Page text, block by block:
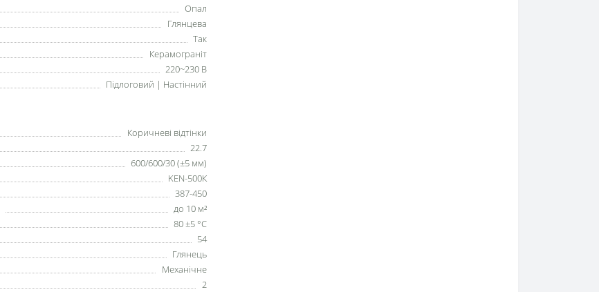
Опал
Глянцева
Так
Керамограніт
220~230 В
Підлоговий | Настінний
Коричневі відтінки
22.7
600/600/30 (±5 мм)
KEN-500К
387-450
до 10 м²
80 ±5 °С
54
Глянець
Механічне
2